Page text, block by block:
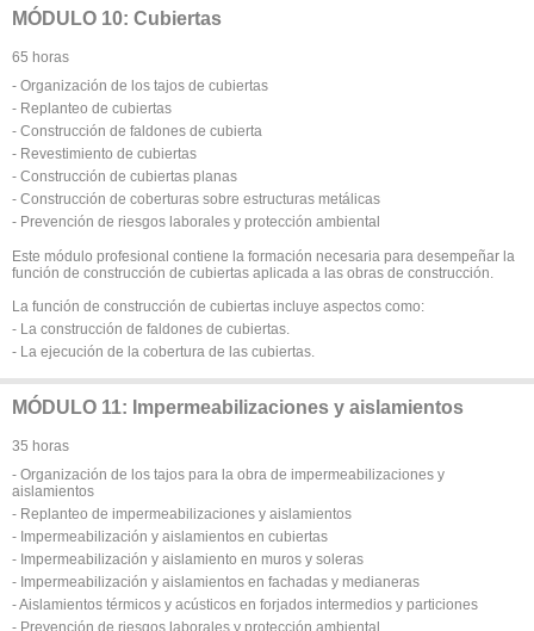
MÓDULO 10: Cubiertas
65 horas
- Organización de los tajos de cubiertas
- Replanteo de cubiertas
- Construcción de faldones de cubierta
- Revestimiento de cubiertas
- Construcción de cubiertas planas
- Construcción de coberturas sobre estructuras metálicas
- Prevención de riesgos laborales y protección ambiental
Este módulo profesional contiene la formación necesaria para desempeñar la
función de construcción de cubiertas aplicada a las obras de construcción.
La función de construcción de cubiertas incluye aspectos como:
- La construcción de faldones de cubiertas.
- La ejecución de la cobertura de las cubiertas.
MÓDULO 11: Impermeabilizaciones y aislamientos
35 horas
- Organización de los tajos para la obra de impermeabilizaciones y
aislamientos
- Replanteo de impermeabilizaciones y aislamientos
- Impermeabilización y aislamientos en cubiertas
- Impermeabilización y aislamiento en muros y soleras
- Impermeabilización y aislamientos en fachadas y medianeras
- Aislamientos térmicos y acústicos en forjados intermedios y particiones
- Prevención de riesgos laborales y protección ambiental